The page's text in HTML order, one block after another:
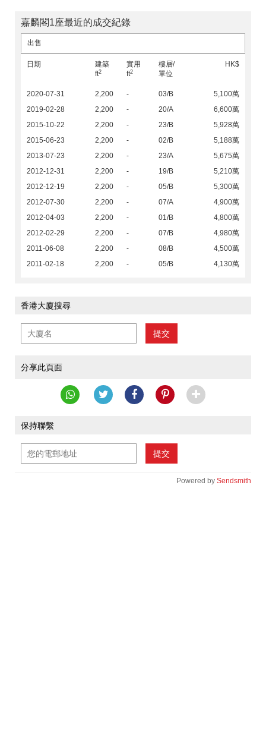
嘉麟閣1座最近的成交紀錄
出售
日期
建築
ft2
實用
ft2
樓層/
單位
HK$
2020-07-31 2,200 - 03/B
5,100萬
2019-02-28
2,200 - 20/A
6,600萬
2015-10-22
2,200 - 23/B
5,928萬
2015-06-23
2,200 - 02/B
5,188萬
2013-07-23
2,200 - 23/A
5,675萬
2012-12-31
2,200 - 19/B
5,210萬
2012-12-19
2,200 - 05/B
5,300萬
2012-07-30
2,200 - 07/A
4,900萬
2012-04-03
2,200 - 01/B
4,800萬
2012-02-29
2,200 - 07/B
4,980萬
2011-06-08
2,200 - 08/B
4,500萬
2011-02-18
2,200 - 05/B 4,130萬
香港大廈搜尋
提交
分享此頁面
保持聯繫
提交
Powered by Sendsmith